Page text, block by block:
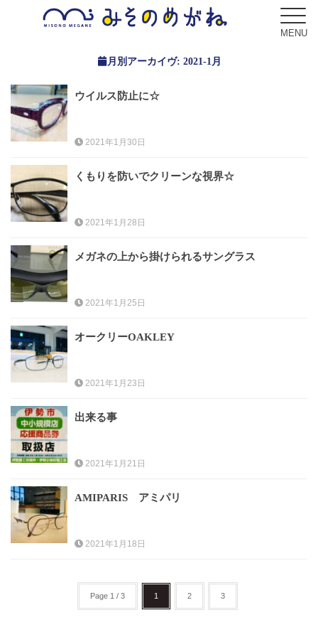
MENU
ブログ
Blog
コンセプト
Concept
Service
フレーム
Frame
レンズ
Lens
Kids
サングラス
補聴器
Hearing Aid
月別アーカイヴ: 2021-1月
ウイルス防止に☆
2021年1月30日
くもりを防いでクリーンな視界☆
2021年1月28日
メガネの上から掛けられるサングラス
2021年1月25日
オークリーOAKLEY
2021年1月23日
出来る事
2021年1月21日
AMIPARIS アミパリ
2021年1月18日
Page 1 / 3 1 2 3